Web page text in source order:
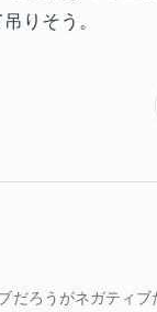
りそう。
だろうがネガティブ